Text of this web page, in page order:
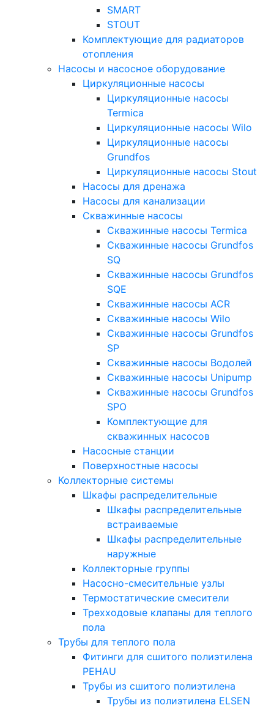
SMART
STOUT
Комплектующие для радиаторов
отопления
Насосы и насосное оборудование
Циркуляционные насосы
Циркуляционные насосы
Termica
Циркуляционные насосы Wilo
Циркуляционные насосы
Grundfos
Циркуляционные насосы Stout
Насосы для дренажа
Насосы для канализации
Скважинные насосы
Скважинные насосы Termica
Скважинные насосы Grundfos
SQ
Скважинные насосы Grundfos
SQE
Скважинные насосы ACR
Скважинные насосы Wilo
Скважинные насосы Grundfos
SP
Скважинные насосы Водолей
Скважинные насосы Unipump
Скважинные насосы Grundfos
SPO
Комплектующие для
скважинных насосов
Насосные станции
Поверхностные насосы
Коллекторные системы
Шкафы распределительные
Шкафы распределительные
встраиваемые
Шкафы распределительные
наружные
Коллекторные группы
Насосно-смесительные узлы
Термостатические смесители
Трехходовые клапаны для теплого
пола
Трубы для теплого пола
Фитинги для сшитого полиэтилена
PEHAU
Трубы из сшитого полиэтилена
Трубы из полиэтилена ELSEN